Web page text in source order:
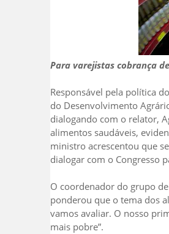
Para varejistas cobrança
Responsável pela política
do Desenvolvimento
dialogando com o relator,
alimentos saudáveis,
ministro acrescentou que
dialogar com o Congresso
O coordenador do grupo
ponderou que o tema dos
vamos avaliar. O nosso
mais pobre”.